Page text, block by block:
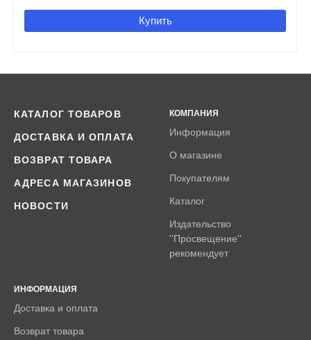
Купить
КАТАЛОГ ТОВАРОВ
ДОСТАВКА И ОПЛАТА
ВОЗВРАТ ТОВАРА
АДРЕСА МАГАЗИНОВ
НОВОСТИ
КОМПАНИЯ
Информация
О магазине
Покупателям
Каталог
Издательство
''Просвещение''
рекомендует
ИНФОРМАЦИЯ
Доставка и оплата
Возврат товара